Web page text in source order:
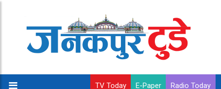
TV Today E-Paper Radio Today